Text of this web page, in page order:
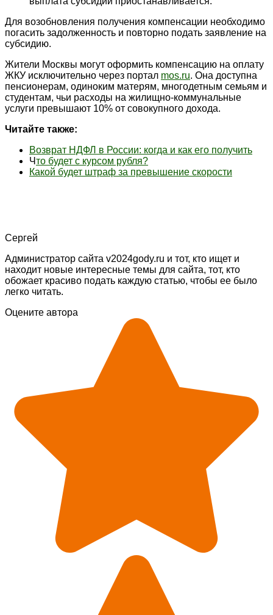
Для возобновления получения компенсации необходимо
погасить задолженность и повторно подать заявление на
субсидию.
Жители Москвы могут оформить компенсацию на оплату
ЖКУ исключительно через портал mos.ru. Она доступна
пенсионерам, одиноким матерям, многодетным семьям и
студентам, чьи расходы на жилищно-коммунальные
услуги превышают 10% от совокупного дохода.
Читайте также:
Возврат НДФЛ в России: когда и как его получить
Что будет с курсом рубля?
Какой будет штраф за превышение скорости
Сергей
Администратор сайта v2024gody.ru и тот, кто ищет и
находит новые интересные темы для сайта, тот, кто
обожает красиво подать каждую статью, чтобы ее было
легко читать.
Оцените автора